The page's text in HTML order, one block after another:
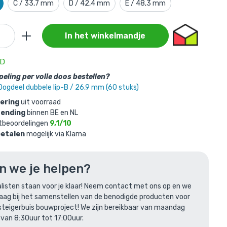
C / 33,7 mm D / 42,4 mm E / 48,3 mm
In het winkelmandje
per volle doos bestellen?
dubbele lip-B / 26,9 mm (60 stuks)
uit voorraad
binnen BE en NL
9,1/10
mogelijk via Klarna
we je helpen?
staan voor je klaar! Neem contact met ons op en we
bij het samenstellen van de benodigde producten voor
bouwproject! We zijn bereikbaar van maandag
8:30uur tot 17:00uur.
/ 26,9